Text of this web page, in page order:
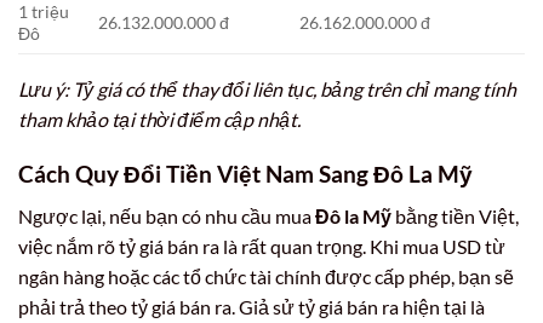
1 triệu
Đô
26.132.000.000 đ 26.162.000.000 đ
Lưu ý: Tỷ giá có thể thay đổi liên tục, bảng trên chỉ mang tính
tham khảo tại thời điểm cập nhật.
Cách Quy Đổi Tiền Việt Nam Sang Đô La Mỹ
Ngược lại, nếu bạn có nhu cầu muaĐô la Mỹ bằng tiền Việt,
việc nắm rõ tỷ giá bán ra là rất quan trọng. Khi mua USD từ
ngân hàng hoặc các tổ chức tài chính được cấp phép, bạn sẽ
phải trả theo tỷ giá bán ra. Giả sử tỷ giá bán ra hiện tại là